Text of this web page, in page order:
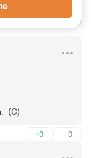
(С)
+0 –0